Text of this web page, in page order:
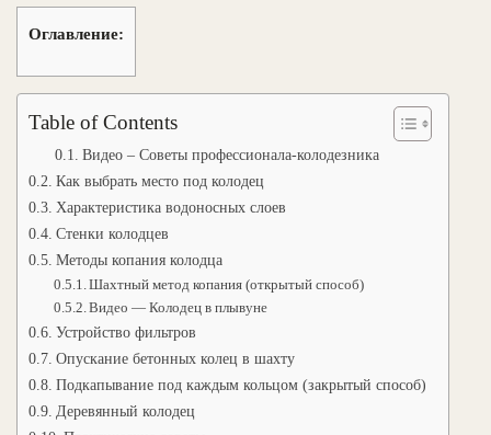
Оглавление:
Table of Contents
Видео – Советы профессионала-колодезника
Как выбрать место под колодец
Характеристика водоносных слоев
Стенки колодцев
Методы копания колодца
Шахтный метод копания (открытый способ)
Видео — Колодец в плывуне
Устройство фильтров
Опускание бетонных колец в шахту
Подкапывание под каждым кольцом (закрытый способ)
Деревянный колодец